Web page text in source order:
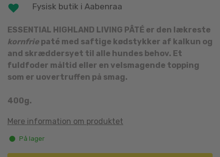
Fysisk butik i Aabenraa
ESSENTIAL HIGHLAND LIVING PÂTÉ er den lækreste
kornfrie paté med saftige kødstykker af kalkun og
and skræddersyet til alle hundes behov. Et
fuldfoder måltid eller en velsmagende topping
som er uovertruffen på smag.
400g.
Mere information om produktet
På lager